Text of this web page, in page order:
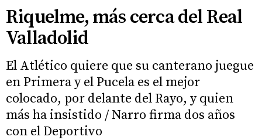
Riquelme, más cerca del Real
Valladolid
El Atlético quiere que su canterano juegue
en Primera y el Pucela es el mejor
colocado, por delante del Rayo, y quien
más ha insistido / Narro firma dos años
con el Deportivo